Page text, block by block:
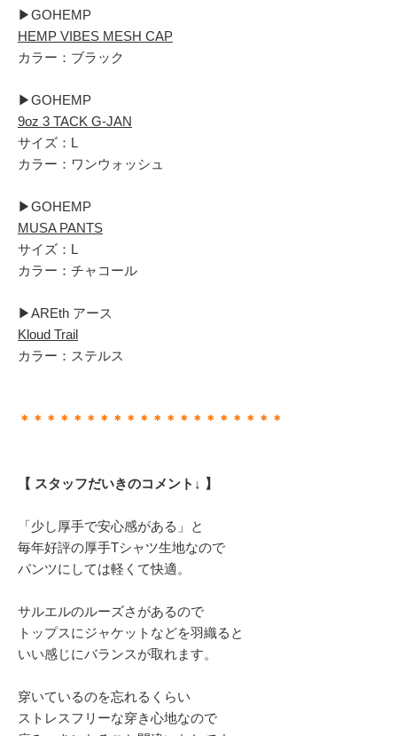
▶︎GOHEMP
HEMP VIBES MESH CAP
カラー：ブラック
▶︎GOHEMP
9oz 3 TACK G-JAN
サイズ：L
カラー：ワンウォッシュ
▶︎GOHEMP
MUSA PANTS
サイズ：L
カラー：チャコール
▶︎AREth アース
Kloud Trail
カラー：ステルス
＊＊＊＊＊＊＊＊＊＊＊＊＊＊＊＊＊＊＊＊
【 スタッフだいきのコメント↓ 】
「少し厚手で安心感がある」と
毎年好評の厚手Tシャツ生地なので
パンツにしては軽くて快適。
サルエルのルーズさがあるので
トップスにジャケットなどを羽織ると
いい感じにバランスが取れます。
穿いているのを忘れるくらい
ストレスフリーな穿き心地なので